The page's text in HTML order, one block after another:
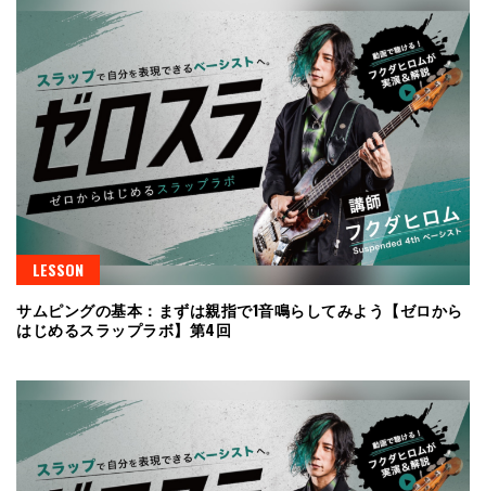
LESSON
サムピングの基本：まずは親指で1音鳴らしてみよう【ゼロから
はじめるスラップラボ】第4回